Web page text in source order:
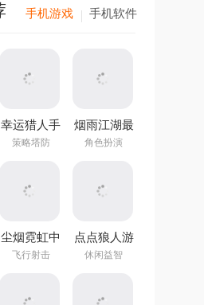
手机游戏 手机软件
幸运猎人手
机版
策略塔防
烟雨江湖最
新版本
角色扮演
尘烟霓虹中
文版
飞行射击
点点狼人游
戏
休闲益智